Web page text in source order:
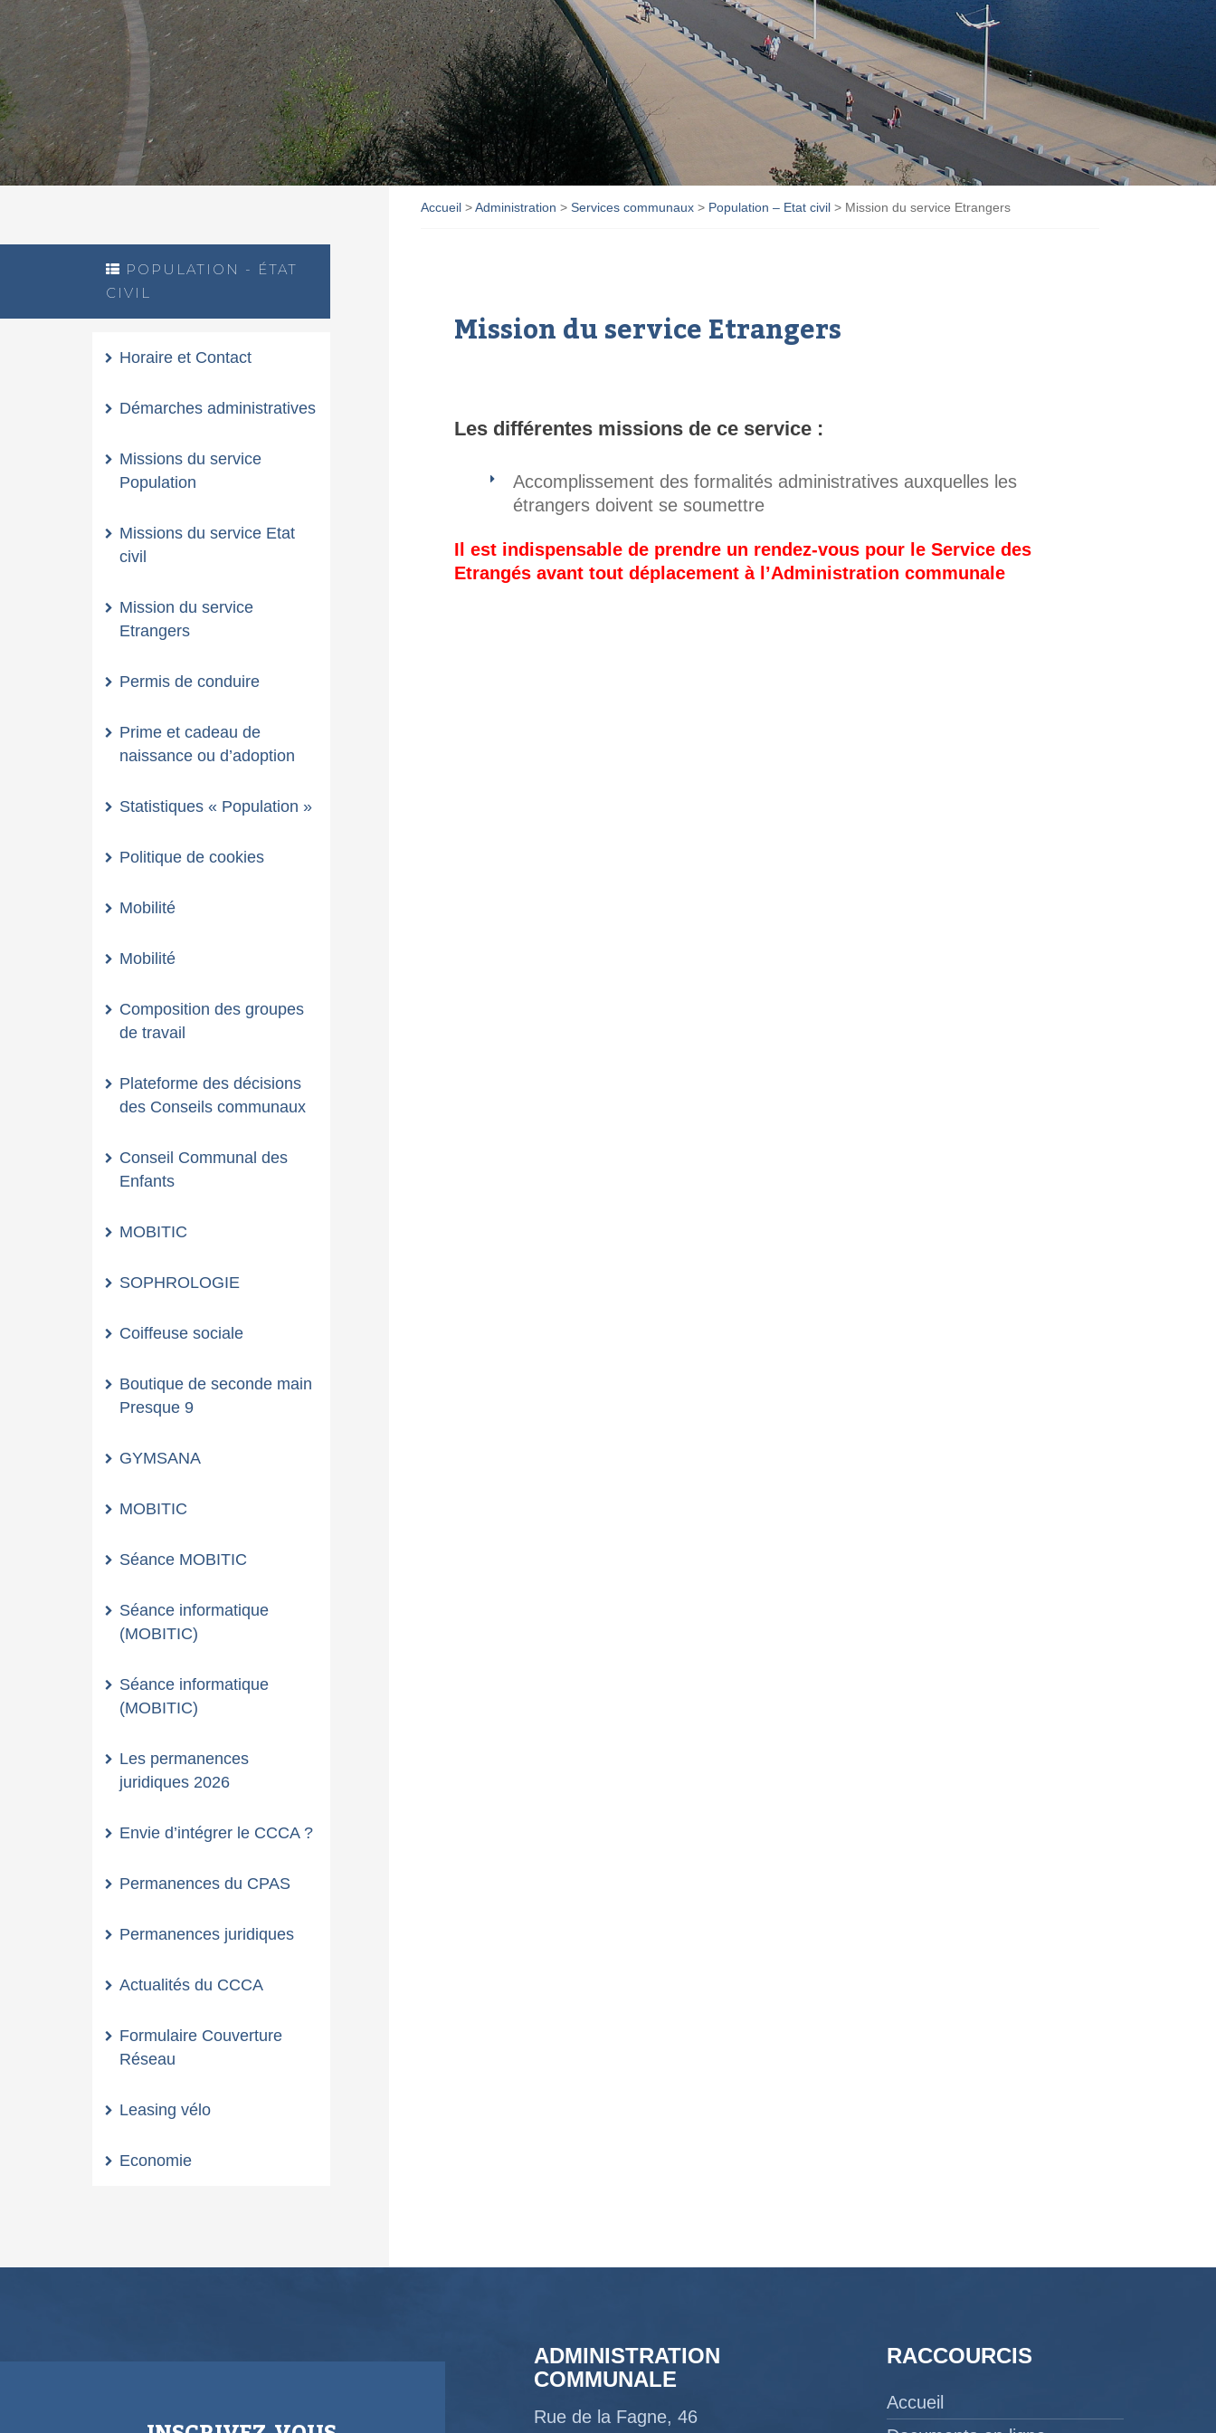
POPULATION - ÉTAT
CIVIL
Horaire et Contact
Démarches administratives
Missions du service
Population
Missions du service Etat
civil
Mission du service
Etrangers
Permis de conduire
Prime et cadeau de
naissance ou d’adoption
Statistiques « Population »
Politique de cookies
Mobilité
Mobilité
Composition des groupes
de travail
Plateforme des décisions
des Conseils communaux
Conseil Communal des
Enfants
MOBITIC
SOPHROLOGIE
Coiffeuse sociale
Boutique de seconde main
Presque 9
GYMSANA
MOBITIC
Séance MOBITIC
Séance informatique
(MOBITIC)
Séance informatique
(MOBITIC)
Les permanences
juridiques 2026
Envie d’intégrer le CCCA ?
Permanences du CPAS
Permanences juridiques
Actualités du CCCA
Formulaire Couverture
Réseau
Leasing vélo
Economie
Accueil>Administration > Services communaux> Population – Etat civil> Mission du service Etrangers
Mission du service Etrangers
Les différentes missions de ce service :
Accomplissement des formalités administratives auxquelles les
étrangers doivent se soumettre
Il est indispensable de prendre un rendez-vous pour le Service des
Etrangés avant tout déplacement à l’Administration communale
ADMINISTRATION
COMMUNALE
Rue de la Fagne, 46
RACCOURCIS
Accueil